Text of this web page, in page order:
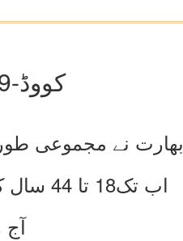
کووڈ-19 ٹیکہ کاری کی تازہ ترین صورتحال -154واں دن
بھارت نے مجموعی طور پر27 کروڑ سے زیادہ ٹیکے لگاکر ایک بڑی کامیابی
اب تک18 تا 44 سال کی عمر کے5.2 کروڑ سے زیادہ مستفدین کو ٹیکے لگائے جاچکے ہیں
آج رات 7 بجے